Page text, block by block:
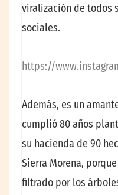
viralización de todos
sociales.
https://
Además, es un
cumplió 80 años
su hacienda de 90
Sierra Morena,
filtrado por los